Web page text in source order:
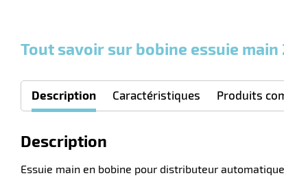
Tout savoir sur bobine essuie
Description Caractéristiques Produits
Description
Essuie main en bobine pour distributeur